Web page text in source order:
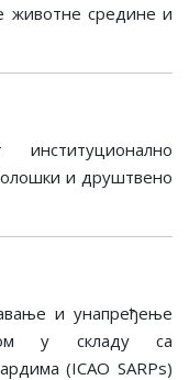
животне средине и
и друштвено
и унапређење
у складу са
(ICAO SARPs)